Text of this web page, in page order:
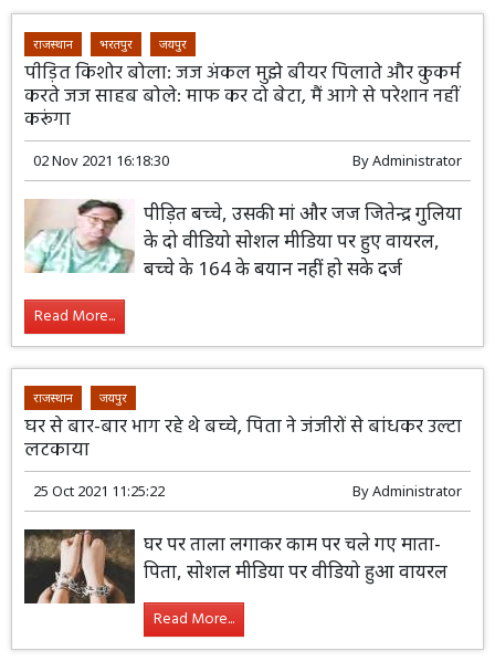
राजस्थान भरतपुर जयपुर
पीड़ित किशोर बोला: जज अंकल मुझे बीयर पिलाते और कुकर्म
करते जज साहब बोले: माफ कर दो बेटा, मैं आगे से परेशान नहीं
करूंगा
02 Nov 2021 16:18:30 ByAdministrator
पीड़ित बच्चे, उसकी मां और जज जितेन्द्र गुलिया
के दो वीडियो सोशल मीडिया पर हुए वायरल,
बच्चे के 164 के बयान नहीं हो सके दर्ज
Read More...
राजस्थान जयपुर
घर से बार-बार भाग रहे थे बच्चे, पिता ने जंजीरों से बांधकर उल्टा
लटकाया
25 Oct 2021 11:25:22 ByAdministrator
घर पर ताला लगाकर काम पर चले गए माता-
पिता, सोशल मीडिया पर वीडियो हुआ वायरल
Read More...